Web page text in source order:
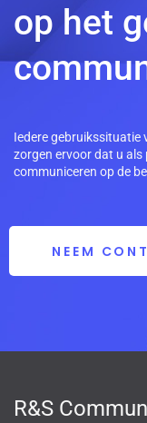
op het
Iedere gebruikssituatie
zorgen ervoor dat u
communiceren op de
NEEM
R&S